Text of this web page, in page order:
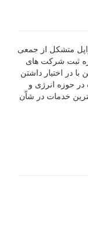
متشکل از جمعی
و خلاق به شمار 29119 در اداره ثبت شرکت های
در اختیار داشتن
در حوزه انرژی و
خدمات در شاًن